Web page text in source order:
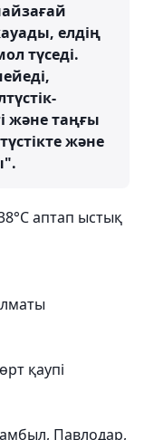
елдің
түседі.
және таңғы
және
аптап ыстық
қаупі
Павлодар,